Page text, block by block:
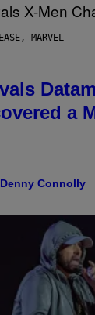
MARVEL
a
Denny Connolly